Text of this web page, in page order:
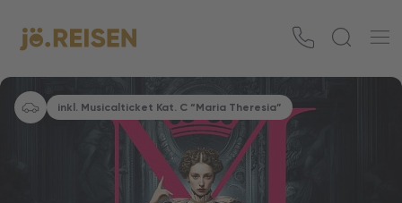
inkl. Musicalticket Kat. C “Maria Theresia”